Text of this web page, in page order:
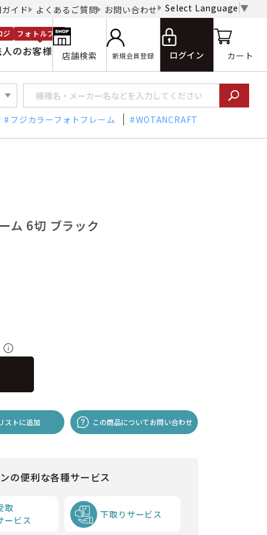
イド よくあるご質問 お問い合わせ Select Language ▼
のお客様
ジ フォトルプロ
店舗検索 新規会員登録 ログイン カート
フジカラーフォトフレーム WOTANCRAFT
ム 6切 ブラック
ストに追加 この商品についてお問い合わせ
の便利な各種サービス
取
ービス
下取りサービス